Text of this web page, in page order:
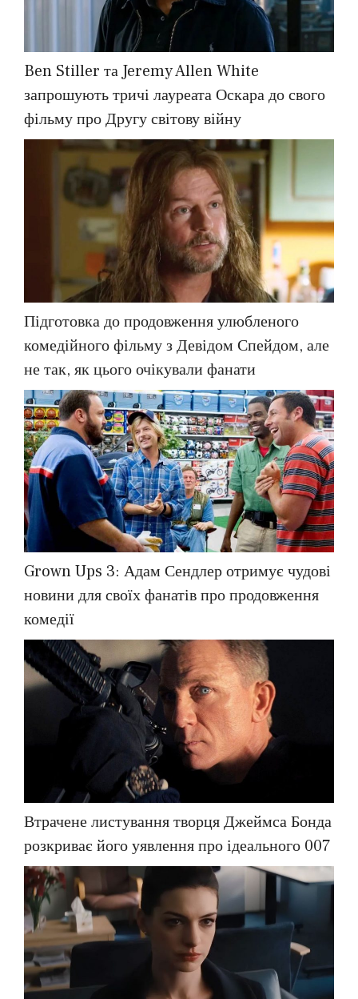
Ben Stiller та Jeremy Allen White
запрошують тричі лауреата Оскара до свого
фільму про Другу світову війну
Підготовка до продовження улюбленого
комедійного фільму з Девідом Спейдом, але
не так, як цього очікували фанати
Grown Ups 3: Адам Сендлер отримує чудові
новини для своїх фанатів про продовження
комедії
Втрачене листування творця Джеймса Бонда
розкриває його уявлення про ідеального 007